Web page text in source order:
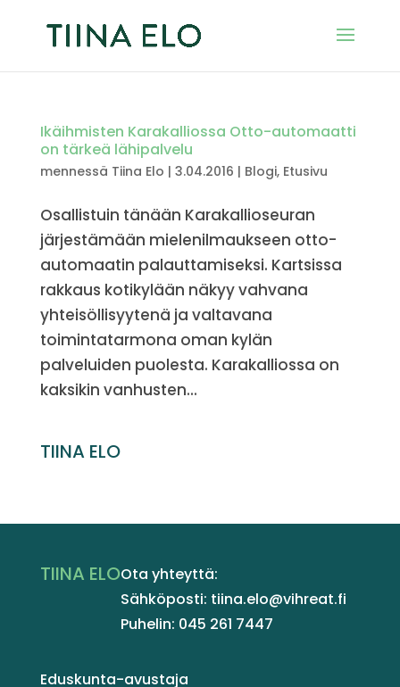
Ikäihmisten Karakalliossa Otto-automaatti
on tärkeä lähipalvelu
mennessä Tiina Elo | 3.04.2016 | Blogi, Etusivu
Osallistuin tänään Karakallioseuran
järjestämään mielenilmaukseen otto-
automaatin palauttamiseksi. Kartsissa
rakkaus kotikylään näkyy vahvana
yhteisöllisyytenä ja valtavana
toimintatarmona oman kylän
palveluiden puolesta. Karakalliossa on
kaksikin vanhusten...
TIINA ELO
TIINA ELOOta yhteyttä:
Sähköposti: tiina.elo@vihreat.fi
Puhelin: 045 261 7447
Eduskunta-avustaja